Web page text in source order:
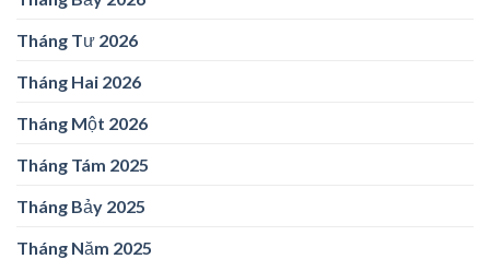
Tháng Tư 2026
Tháng Hai 2026
Tháng Một 2026
Tháng Tám 2025
Tháng Bảy 2025
Tháng Năm 2025